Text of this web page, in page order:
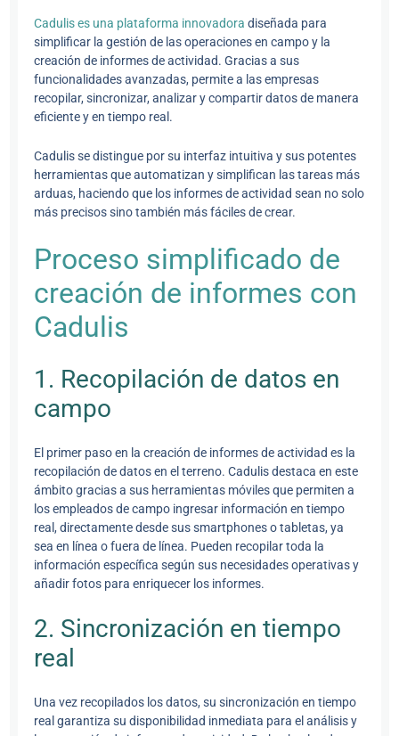
Cadulis es una plataforma innovadora diseñada para
simplificar la gestión de las operaciones en campo y la
creación de informes de actividad. Gracias a sus
funcionalidades avanzadas, permite a las empresas
recopilar, sincronizar, analizar y compartir datos de manera
eficiente y en tiempo real.
Cadulis se distingue por su interfaz intuitiva y sus potentes
herramientas que automatizan y simplifican las tareas más
arduas, haciendo que los informes de actividad sean no solo
más precisos sino también más fáciles de crear.
Proceso simplificado de
creación de informes con
Cadulis
1. Recopilación de datos en
campo
El primer paso en la creación de informes de actividad es la
recopilación de datos en el terreno. Cadulis destaca en este
ámbito gracias a sus herramientas móviles que permiten a
los empleados de campo ingresar información en tiempo
real, directamente desde sus smartphones o tabletas, ya
sea en línea o fuera de línea. Pueden recopilar toda la
información específica según sus necesidades operativas y
añadir fotos para enriquecer los informes.
2. Sincronización en tiempo
real
Una vez recopilados los datos, su sincronización en tiempo
real garantiza su disponibilidad inmediata para el análisis y